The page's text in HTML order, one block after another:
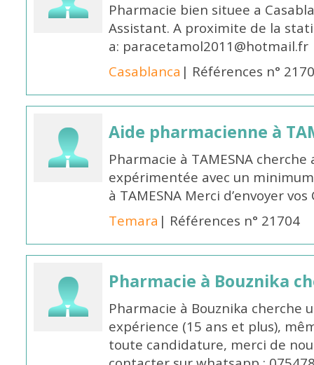
Pharmacie bien situee a
Assistant. A proximite de la
a: paracetamol2011@hotmail.fr
Casablanca | Références n°
Aide pharmacienne à
Pharmacie à TAMESNA
expérimentée avec un
à TAMESNA Merci d’envoyer
Temara | Références n° 21704
Pharmacie à Bouznika
Pharmacie à Bouznika cherche
expérience (15 ans et plus),
toute candidature, merci de